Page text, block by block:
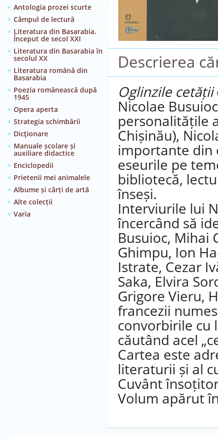
Antologia prozei scurte
Câmpul de lectură
Literatura din Basarabia.
Început de secol XXI
Literatura din Basarabia în
secolul XX
Literatura română din
Basarabia
Poezia românească după
1945
Opera aperta
Strategia schimbării
Dicţionare
Manuale școlare și
auxiliare didactice
Enciclopedii
Prietenii mei animalele
Albume și cărți de artă
Alte colecții
Varia
Descrierea
Oglinzile cetății
Nicolae
personalitățile
Chișinău),
importante din
eseurile pe
bibliotecă,
înseși.
Interviurile lui
încercând să
Busuioc, Mihai
Ghimpu, Ion
Istrate, Cezar
Saka, Elvira
Grigore Vieru,
francezii
convorbirile cu
căutând acel
Cartea este
literaturii și al
Cuvânt
Volum apărut